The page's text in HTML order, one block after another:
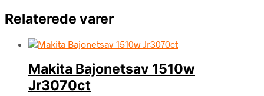
Relaterede varer
Makita Bajonetsav 1510w
Jr3070ct